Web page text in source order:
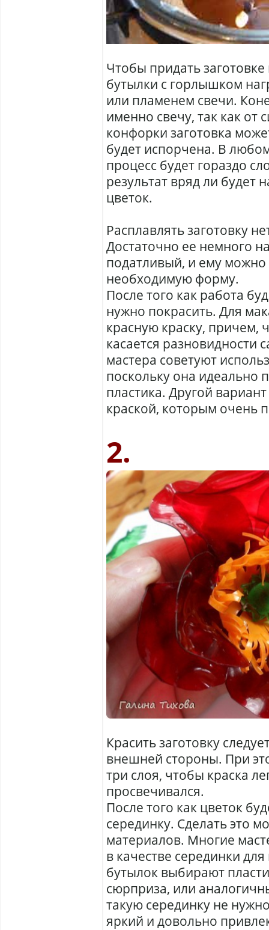
Чтобы придать
бутылки с горлышком
или пламенем свечи.
именно свечу, так как от
конфорки заготовка
будет испорчена. В
процесс будет гораздо
результат вряд ли будет
цветок.
Расплавлять заготовку
Достаточно ее немного
податливый, и ему
необходимую форму.
После того как работа
нужно покрасить. Для
красную краску, причем,
касается разновидности
мастера советуют
поскольку она идеально
пластика. Другой
краской, которым очень
2.
Красить заготовку
внешней стороны. При
три слоя, чтобы краска
просвечивался.
После того как цветок
серединку. Сделать это
материалов. Многие
в качестве серединки
бутылок выбирают
сюрприза, или
такую серединку не
яркий и довольно